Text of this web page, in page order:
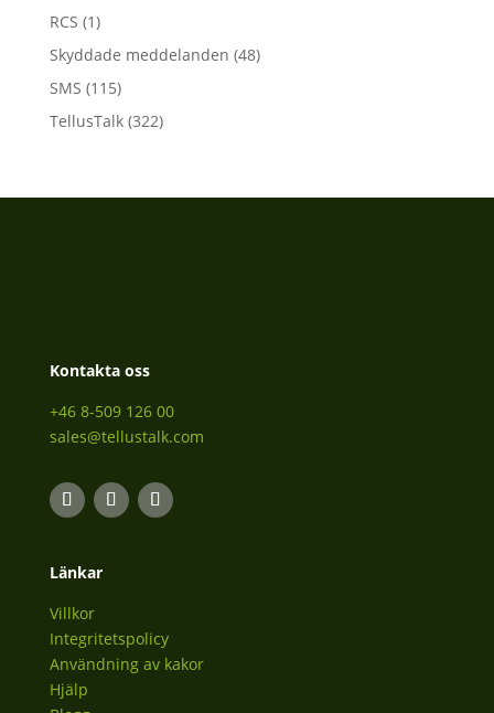
RCS (1)
Skyddade meddelanden (48)
SMS (115)
TellusTalk(322)
Kontakta oss
+46 8-509 126 00
sales@tellustalk.com
Länkar
Villkor
Integritetspolicy
Användning av kakor
Hjälp